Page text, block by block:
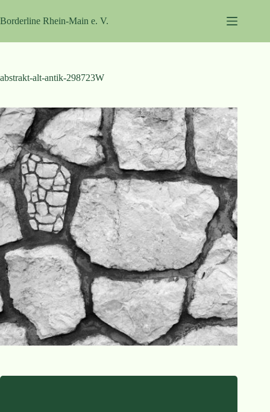
Inhalt
springen
Borderline Rhein-Main e. V.
abstrakt-alt-antik-298723W